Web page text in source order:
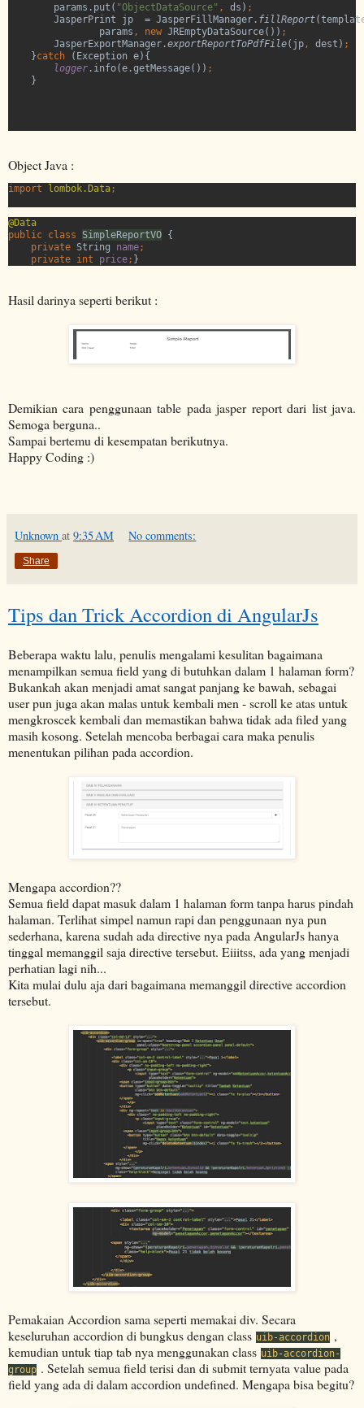
        params.put(
"ObjectDataSource" , ds) ;
        JasperPrint jp  = JasperFillManager.
fillReport
params , new JREmptyDataSource())
JasperExportManager.exportReportToPdfFile(jp , dest)
}catch
(Exception e){
logger .info(e.getMessage()) ;
    }
Object Java :
import lombok.Data ;
public class SimpleReportVO {
private String name
    private int
price ; }
Hasil darinya seperti berikut :
Demikian cara penggunaan table pada jasper report dari list java.
Semoga berguna..
Sampai bertemu di kesempatan berikutnya.
Happy Coding :)
Unknown at 9:35 AM No comments:
Share
Tips dan Trick Accordion di AngularJs
Beberapa waktu lalu, penulis mengalami kesulitan bagaimana
menampilkan semua field yang di butuhkan dalam 1 halaman form?
Bukankah akan menjadi amat sangat panjang ke bawah, sebagai
user pun juga akan malas untuk kembali men - scroll ke atas untuk
mengkroscek kembali dan memastikan bahwa tidak ada filed yang
masih kosong. Setelah mencoba berbagai cara maka penulis
menentukan pilihan pada accordion.
Mengapa accordion??
Semua field dapat masuk dalam 1 halaman form tanpa harus pindah
halaman. Terlihat simpel namun rapi dan penggunaan nya pun
sederhana, karena sudah ada directive nya pada AngularJs hanya
tinggal memanggil saja directive tersebut. Eiiitss, ada yang menjadi
perhatian lagi nih...
Kita mulai dulu aja dari bagaimana memanggil directive accordion
tersebut.
Pemakaian Accordion sama seperti memakai div. Secara
keseluruhan accordion di bungkus dengan class uib-accordion ,
kemudian untuk tiap tab nya menggunakan class uib-accordion-
group . Setelah semua field terisi dan di submit ternyata value pada
field yang ada di dalam accordion undefined. Mengapa bisa begitu?